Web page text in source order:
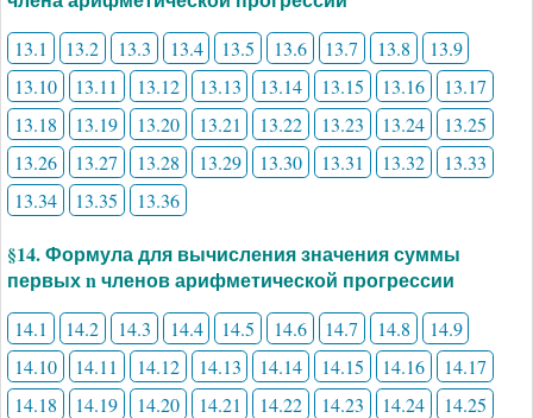
13.1 13.2 13.3 13.4 13.5 13.6 13.7 13.8
13.9
13.10
13.11 13.12 13.13 13.14 13.15 13.16
13.17
13.18
13.19 13.20 13.21 13.22 13.23 13.24
13.25
13.26
13.27 13.28 13.29 13.30 13.31 13.32
13.33
13.34
13.35 13.36
§14. Формула для вычисления значения суммы
первых n членов арифметической прогрессии
14.1 14.2 14.3 14.4 14.5 14.6 14.7 14.8
14.9
14.10
14.11 14.12 14.13 14.14 14.15 14.16
14.17
14.18
14.19 14.20 14.21 14.22 14.23 14.24
14.25